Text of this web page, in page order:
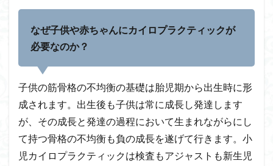
なぜ子供や赤ちゃんにカイロプラクティックが
必要なのか？
子供の筋骨格の不均衡の基礎は胎児期から出生時に形
成されます。出生後も子供は常に成長し発達します
が、その成長と発達の過程において生まれながらにし
て持つ骨格の不均衡も負の成長を遂げて行きます。小
児カイロプラクティックは検査もアジャストも新生児